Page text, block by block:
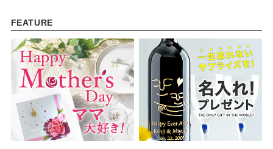
FEATURE
FEATURE